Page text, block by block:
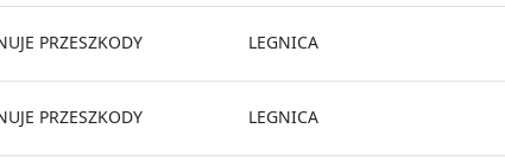
PRZESZKODY LEGNICA
PRZESZKODY LEGNICA